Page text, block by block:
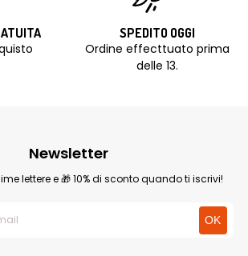
SPEDITO OGGI
Ordine effecttuato prima
delle 13.
Newsletter
lettere e 🎁 10% di sconto quando ti iscrivi!